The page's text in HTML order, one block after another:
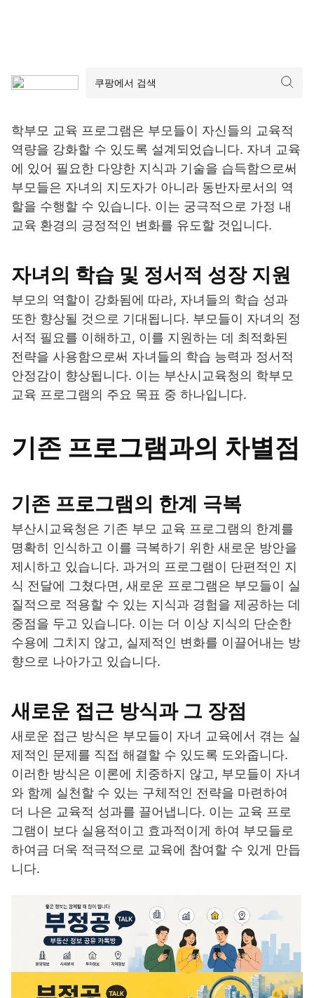
학부모 교육 프로그램은 부모들이 자신들의 교육적
역량을 강화할 수 있도록 설계되었습니다. 자녀 교육
에 있어 필요한 다양한 지식과 기술을 습득함으로써
부모들은 자녀의 지도자가 아니라 동반자로서의 역
할을 수행할 수 있습니다. 이는 궁극적으로 가정 내
교육 환경의 긍정적인 변화를 유도할 것입니다.
자녀의 학습 및 정서적 성장 지원
부모의 역할이 강화됨에 따라, 자녀들의 학습 성과
또한 향상될 것으로 기대됩니다. 부모들이 자녀의 정
서적 필요를 이해하고, 이를 지원하는 데 최적화된
전략을 사용함으로써 자녀들의 학습 능력과 정서적
안정감이 향상됩니다. 이는 부산시교육청의 학부모
교육 프로그램의 주요 목표 중 하나입니다.
기존 프로그램과의 차별점
기존 프로그램의 한계 극복
부산시교육청은 기존 부모 교육 프로그램의 한계를
명확히 인식하고 이를 극복하기 위한 새로운 방안을
제시하고 있습니다. 과거의 프로그램이 단편적인 지
식 전달에 그쳤다면, 새로운 프로그램은 부모들이 실
질적으로 적용할 수 있는 지식과 경험을 제공하는 데
중점을 두고 있습니다. 이는 더 이상 지식의 단순한
수용에 그치지 않고, 실제적인 변화를 이끌어내는 방
향으로 나아가고 있습니다.
새로운 접근 방식과 그 장점
새로운 접근 방식은 부모들이 자녀 교육에서 겪는 실
제적인 문제를 직접 해결할 수 있도록 도와줍니다.
이러한 방식은 이론에 치중하지 않고, 부모들이 자녀
와 함께 실천할 수 있는 구체적인 전략을 마련하여
더 나은 교육적 성과를 끌어냅니다. 이는 교육 프로
그램이 보다 실용적이고 효과적이게 하여 부모들로
하여금 더욱 적극적으로 교육에 참여할 수 있게 만듭
니다.